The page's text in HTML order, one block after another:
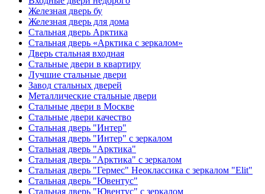
Железная дверь бу
Железная дверь для дома
Стальная дверь Арктика
Стальная дверь «Арктика с зеркалом»
Дверь стальная входная
Стальные двери в квартиру
Лучшие стальные двери
Завод стальных дверей
Металлические стальные двери
Стальные двери в Москве
Стальные двери качество
Стальная дверь "Интер"
Стальная дверь "Интер" с зеркалом
Стальная дверь "Арктика"
Стальная дверь "Арктика" с зеркалом
Стальная дверь "Гермес" Неоклассика с зеркалом "Elit"
Стальная дверь "Ювентус"
Стальная дверь "Ювентус" с зеркалом